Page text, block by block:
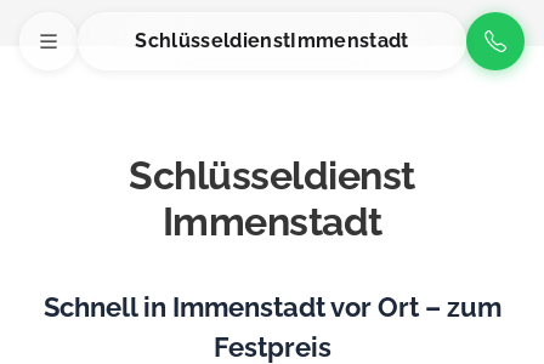
SchlüsseldienstImmenstadt
Schlüsseldienst
Immenstadt
Schnell in Immenstadt vor Ort – zum
Festpreis